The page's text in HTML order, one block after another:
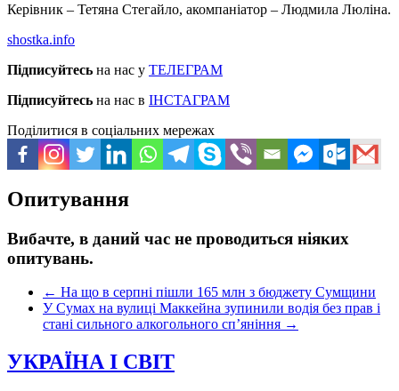
Керівник – Тетяна Стегайло, акомпаніатор – Людмила Люліна.
shostka.info
Підписуйтесь на нас у ТЕЛЕГРАМ
Підписуйтесь на нас в ІНСТАГРАМ
Поділитися в соціальних мережах
Опитування
Вибачте, в даний час не проводиться ніяких
опитувань.
← На що в серпні пішли 165 млн з бюджету Сумщини
У Сумах на вулиці Маккейна зупинили водія без прав і
стані сильного алкогольного сп’яніння →
УКРАЇНА І СВІТ